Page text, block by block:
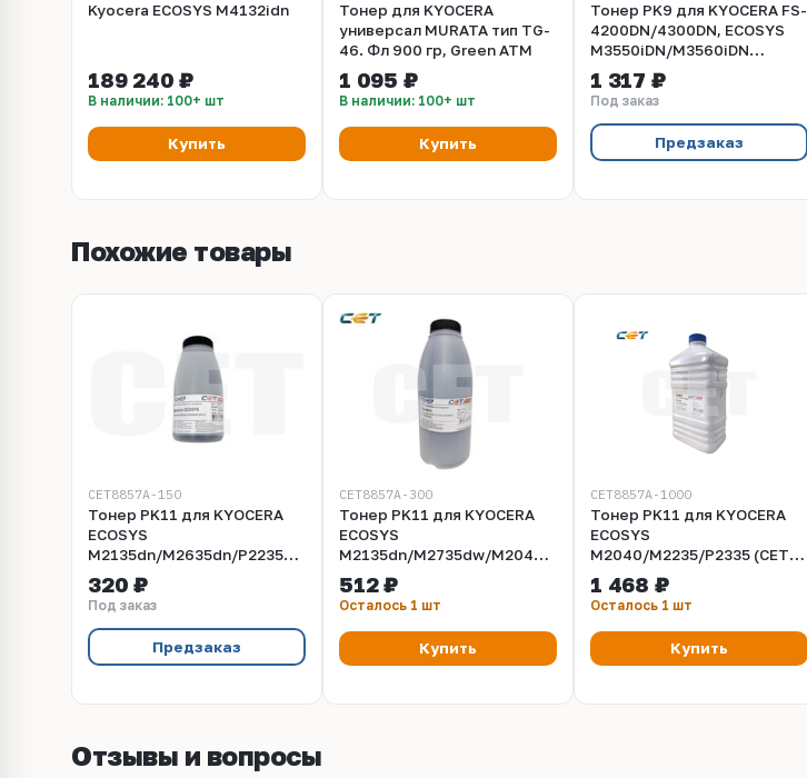
Kyocera ECOSYS M4132idn
189 240 ₽
В наличии: 100+ шт
Купить
Тонер для KYOCERA
универсал MURATA тип TG-
46. Фл 900 гр, Green ATM
1 095 ₽
В наличии: 100+ шт
Купить
Тонер PK9 для KYOCERA FS-
4200DN/4300DN, ECOSYS
M3550iDN/M3560iDN
(Japan), 750г/бут, (унив.),
CET8857750
1 317 ₽
Под заказ
Предзаказ
Похожие товары
CET8857A-150
Тонер PK11 для KYOCERA
ECOSYS
M2135dn/M2635dn/P2235dn
(CET), 150г/бут, CET8857A-
150
320 ₽
Под заказ
Предзаказ
CET8857A-300
Тонер PK11 для KYOCERA
ECOSYS
M2135dn/M2735dw/M2040dn/M2640idw/P2235dn/P2040dw
(CET), 300г/бут, (унив.),
CET8857A-300
512 ₽
Осталось 1 шт
Купить
CET8857A-1000
Тонер PK11 для KYOCERA
ECOSYS
M2040/M2235/P2335 (CET),
1кг/бут, (унив.), CET8857A-
1000
1 468 ₽
Осталось 1 шт
Купить
Отзывы и вопросы